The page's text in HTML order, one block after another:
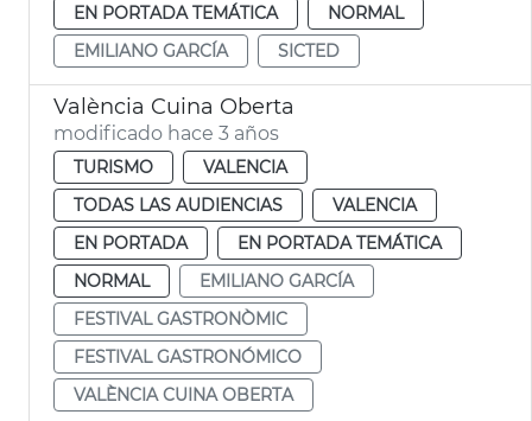
EN PORTADA TEMÁTICA
NORMAL
EMILIANO GARCÍA
SICTED
València Cuina Oberta
modificado hace 3 años
TURISMO
VALENCIA
TODAS LAS AUDIENCIAS
VALENCIA
EN PORTADA
EN PORTADA TEMÁTICA
NORMAL
EMILIANO GARCÍA
FESTIVAL GASTRONÒMIC
FESTIVAL GASTRONÓMICO
VALÈNCIA CUINA OBERTA